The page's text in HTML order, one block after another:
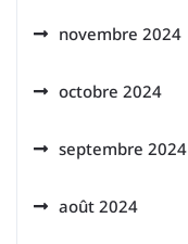
novembre 2024
octobre 2024
septembre 2024
août 2024